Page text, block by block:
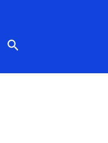
Rechercher